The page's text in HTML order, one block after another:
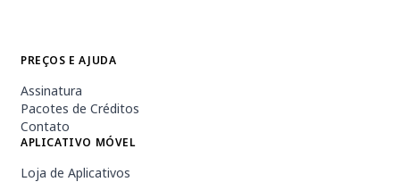
PREÇOS E AJUDA
Assinatura
Pacotes de Créditos
Contato
APLICATIVO MÓVEL
Loja de Aplicativos